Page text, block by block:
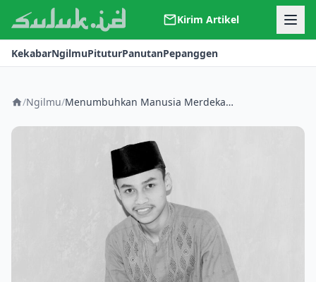
Kirim Artikel
Kerjasama
Kontak
KekabarNgilmuPituturPanutanPepanggen
/Ngilmu/ Menumbuhkan Manusia Merdeka: Menyatukan Gagasan Pendidikan Ki Hajar Dewantara dan Paulo Freire untuk Pendidikan Indonesia